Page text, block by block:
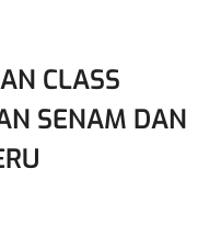
CLASS
SENAM DAN